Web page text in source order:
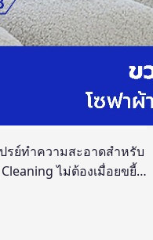
ย์ทำความสะอาดสำหรับ
ไม่ต้องเมื่อยขยี้